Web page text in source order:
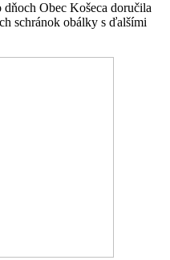
Obec Košeca doručila
schránok obálky s ďalšími